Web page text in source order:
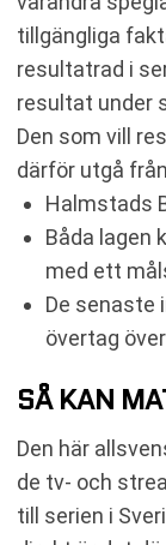
tillgängliga
resultatrad i
resultat under
Den som vill
därför utgå
Halmstads
Båda lagen
med ett
De senaste
övertag
SÅ KAN
Den här
de tv- och
till serien i